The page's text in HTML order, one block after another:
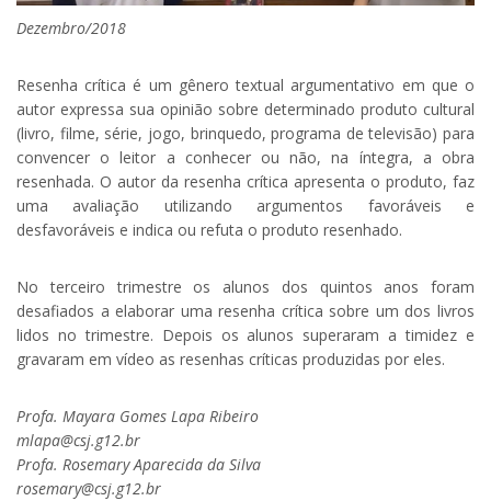
Dezembro/2018
Resenha crítica é um gênero textual argumentativo em que o
autor expressa sua opinião sobre determinado produto cultural
(livro, filme, série, jogo, brinquedo, programa de televisão) para
convencer o leitor a conhecer ou não, na íntegra, a obra
resenhada. O autor da resenha crítica apresenta o produto, faz
uma avaliação utilizando argumentos favoráveis e
desfavoráveis e indica ou refuta o produto resenhado.
No terceiro trimestre os alunos dos quintos anos foram
desafiados a elaborar uma resenha crítica sobre um dos livros
lidos no trimestre. Depois os alunos superaram a timidez e
gravaram em vídeo as resenhas críticas produzidas por eles.
Profa. Mayara Gomes Lapa Ribeiro
mlapa@csj.g12.br
Profa. Rosemary Aparecida da Silva
rosemary@csj.g12.br